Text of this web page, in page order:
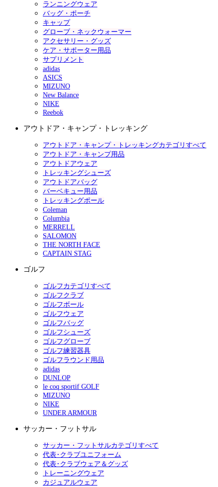
ランニングウェア
バッグ・ポーチ
キャップ
グローブ・ネックウォーマー
アクセサリー・グッズ
ケア・サポーター用品
サプリメント
adidas
ASICS
MIZUNO
New Balance
NIKE
Reebok
アウトドア・キャンプ・トレッキング
アウトドア・キャンプ・トレッキングカテゴリすべて
アウトドア・キャンプ用品
アウトドアウェア
トレッキングシューズ
アウトドアバッグ
バーベキュー用品
トレッキングポール
Coleman
Columbia
MERRELL
SALOMON
THE NORTH FACE
CAPTAIN STAG
ゴルフ
ゴルフカテゴリすべて
ゴルフクラブ
ゴルフボール
ゴルフウェア
ゴルフバッグ
ゴルフシューズ
ゴルフグローブ
ゴルフ練習器具
ゴルフラウンド用品
adidas
DUNLOP
le coq sportif GOLF
MIZUNO
NIKE
UNDER ARMOUR
サッカー・フットサル
サッカー・フットサルカテゴリすべて
代表･クラブユニフォーム
代表･クラブウェア＆グッズ
トレーニングウェア
カジュアルウェア